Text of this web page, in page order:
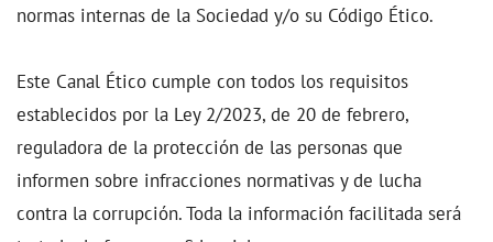
normas internas de la Sociedad y/o su Código Ético.
Este Canal Ético cumple con todos los requisitos
establecidos por la Ley 2/2023, de 20 de febrero,
reguladora de la protección de las personas que
informen sobre infracciones normativas y de lucha
contra la corrupción. Toda la información facilitada será